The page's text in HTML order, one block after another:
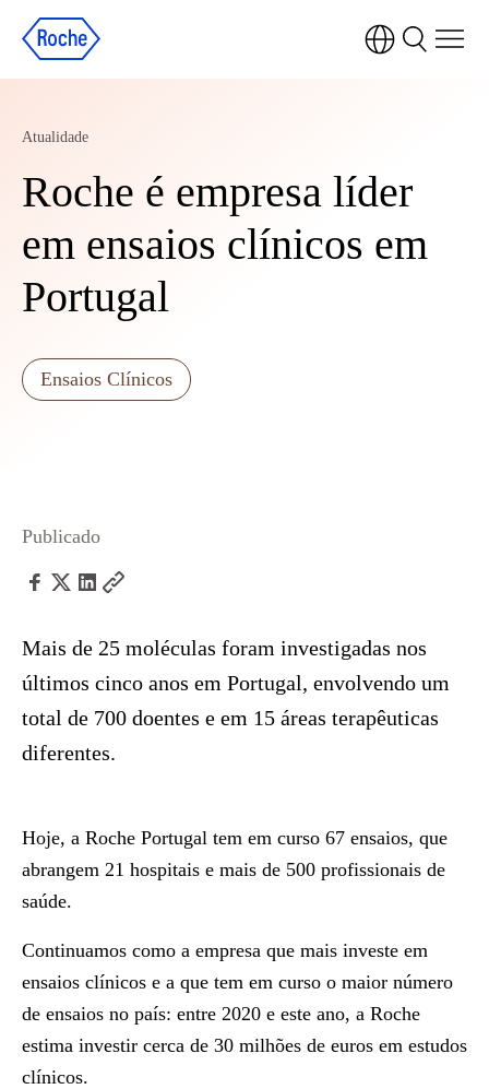
Atualidade
Roche é empresa líder
em ensaios clínicos em
Portugal
Ensaios Clínicos
Publicado
Mais de 25 moléculas foram investigadas nos
últimos cinco anos em Portugal, envolvendo um
total de 700 doentes e em 15 áreas terapêuticas
diferentes.
Hoje, a Roche Portugal tem em curso 67 ensaios, que
abrangem 21 hospitais e mais de 500 profissionais de
saúde.
Continuamos como a empresa que mais investe em
ensaios clínicos e a que tem em curso o maior número
de ensaios no país: entre 2020 e este ano, a Roche
estima investir cerca de 30 milhões de euros em estudos
clínicos.